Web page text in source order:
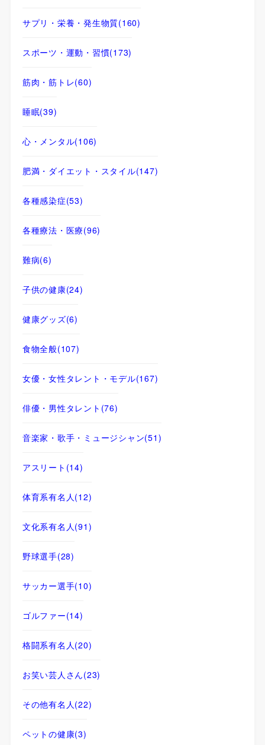
サプリ・栄養・発生物質(160)
スポーツ・運動・習慣(173)
筋肉・筋トレ(60)
睡眠(39)
心・メンタル(106)
肥満・ダイエット・スタイル(147)
各種感染症(53)
各種療法・医療(96)
難病(6)
子供の健康(24)
健康グッズ(6)
食物全般(107)
女優・女性タレント・モデル(167)
俳優・男性タレント (76)
音楽家・歌手・ミュージシャン(51)
アスリート (14)
体育系有名人(12)
文化系有名人(91)
野球選手(28)
サッカー選手(10)
ゴルファー(14)
格闘系有名人(20)
お笑い芸人さん(23)
その他有名人(22)
ペットの健康(3)